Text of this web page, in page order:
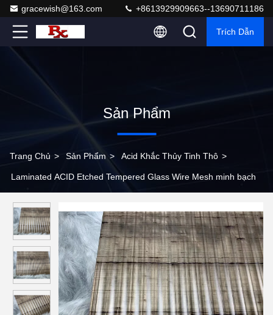
gracewish@163.com +8613929909663--13690711186
Trích Dẫn
Sản Phẩm
Trang Chủ > Sản Phẩm > Acid Khắc Thủy Tinh Thô >
Laminated ACID Etched Tempered Glass Wire Mesh minh bạch